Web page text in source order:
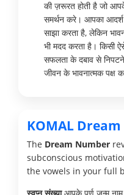
की ज़रूरत होती है जो
समर्थन करे। आपका
साझा करता है, लेकिन
भी मदद करता है। किसी
सफलता के दबाव से
जीवन के भावनात्मक पक्ष
KOMAL
The Dream Number
subconscious
the vowels in your full